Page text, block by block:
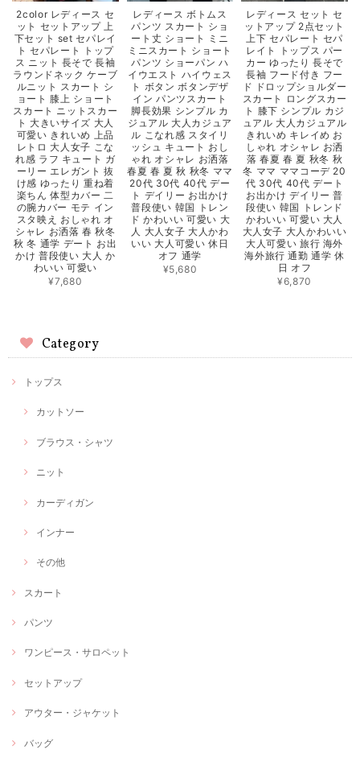
2color レディース セ
ット セットアップ 上
下セット set セパレイ
ト セパレート トップ
ス ニット 長そで 長袖
ラウンドネック ケーブ
ルニット スカート シ
ョート 膝上 ショート
スカート ニットスカー
ト 大きいサイズ 大人
可愛い きれいめ 上品
レトロ 大人女子 こな
れ感 ラフ キュート ガ
ーリー エレガント 抜
け感 ゆったり 重ね着
楽ちん 体型カバー 二
の腕カバー モテ イン
スタ映え おしゃれ オ
シャレ お洒落 春 秋冬
秋 冬 通学 デート お出
かけ 普段使い 大人 か
わいい 可愛い
¥7,680
レディース ボトムス
パンツ スカート ショ
ート丈 ショート ミニ
ミニスカート ショート
パンツ ショーパン ハ
イウエスト ハイウェス
ト ボタン ボタンデザ
イン パンツスカート
脚長効果 シンプル カ
ジュアル 大人カジュア
ル こなれ感 スタイリ
ッシュ キュート おし
ゃれ オシャレ お洒落
春夏 春 夏 秋 秋冬 ママ
20代 30代 40代 デー
ト デイリー お出かけ
普段使い 韓国 トレン
ド かわいい 可愛い 大
人 大人女子 大人かわ
いい 大人可愛い 休日
オフ 通学
¥5,680
レディース セット セ
ットアップ 2点セット
上下 セパレート セパ
レイト トップス パー
カー ゆったり 長そで
長袖 フード付き フー
ド ドロップショルダー
スカート ロングスカー
ト 膝下 シンプル カジ
ュアル 大人カジュアル
きれいめ キレイめ お
しゃれ オシャレ お洒
落 春夏 春 夏 秋冬 秋
冬 ママ ママコーデ 20
代 30代 40代 デート
お出かけ デイリー 普
段使い 韓国 トレンド
かわいい 可愛い 大人
大人女子 大人かわいい
大人可愛い 旅行 海外
海外旅行 通勤 通学 休
日 オフ
¥6,870
Category
トップス
カットソー
ブラウス・シャツ
ニット
カーディガン
インナー
その他
スカート
パンツ
ワンピース・サロペット
セットアップ
アウター・ジャケット
バッグ